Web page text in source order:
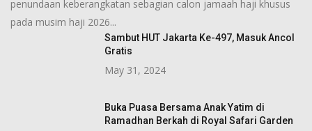
penundaan keberangkatan sebagian calon jamaah haji khusus
pada musim haji 2026...
Sambut HUT Jakarta Ke-497, Masuk Ancol
Gratis
May 31, 2024
Buka Puasa Bersama Anak Yatim di
Ramadhan Berkah di Royal Safari Garden